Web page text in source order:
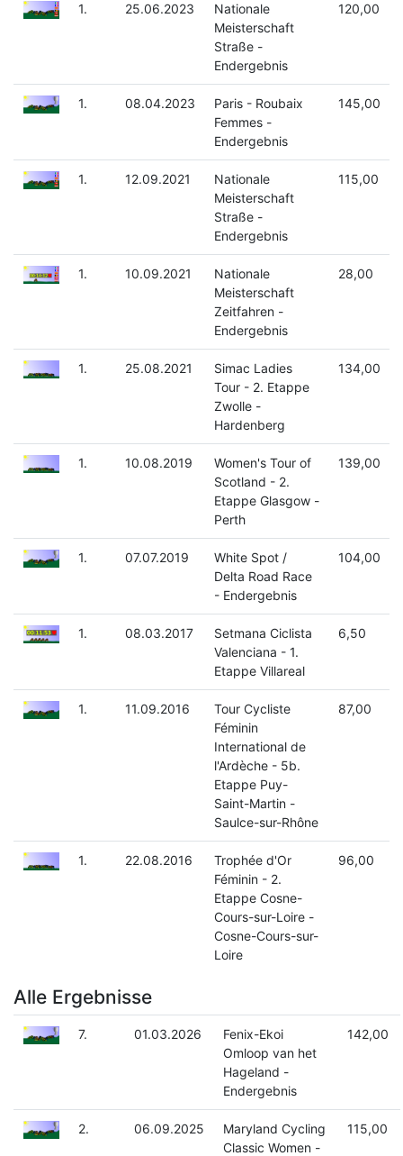
1. 25.06.2023
Nationale
Meisterschaft
Straße -
Endergebnis
120,00
1. 08.04.2023
Paris - Roubaix
Femmes -
Endergebnis
145,00
1. 12.09.2021
Nationale
Meisterschaft
Straße -
Endergebnis
115,00
1. 10.09.2021
Nationale
Meisterschaft
Zeitfahren -
Endergebnis
28,00
1. 25.08.2021
Simac Ladies
Tour - 2. Etappe
Zwolle -
Hardenberg
134,00
1. 10.08.2019
Women's Tour of
Scotland - 2.
Etappe Glasgow -
Perth
139,00
1. 07.07.2019
White Spot /
Delta Road Race
- Endergebnis
104,00
1. 08.03.2017
Setmana Ciclista
Valenciana - 1.
Etappe Villareal
6,50
1. 11.09.2016
Tour Cycliste
Féminin
International de
l'Ardèche - 5b.
Etappe Puy-
Saint-Martin -
Saulce-sur-Rhône
87,00
1. 22.08.2016
Trophée d'Or
Féminin - 2.
Etappe Cosne-
Cours-sur-Loire -
Cosne-Cours-sur-
Loire
96,00
Alle Ergebnisse
7. 01.03.2026
Fenix-Ekoi
Omloop van het
Hageland -
Endergebnis
142,00
2. 06.09.2025
Maryland Cycling
Classic Women -
115,00